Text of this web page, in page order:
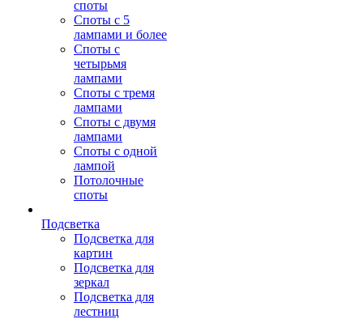
споты
Споты с 5
лампами и более
Споты с
четырьмя
лампами
Споты с тремя
лампами
Споты с двумя
лампами
Споты с одной
лампой
Потолочные
споты
Подсветка
Подсветка для
картин
Подсветка для
зеркал
Подсветка для
лестниц